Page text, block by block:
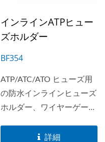
インラインATPヒュー
ズホルダー
BF354
ATP/ATC/ATO ヒューズ用
の防水インラインヒューズ
ホルダー、ワイヤーゲージ
大20Aまで対応。
詳細